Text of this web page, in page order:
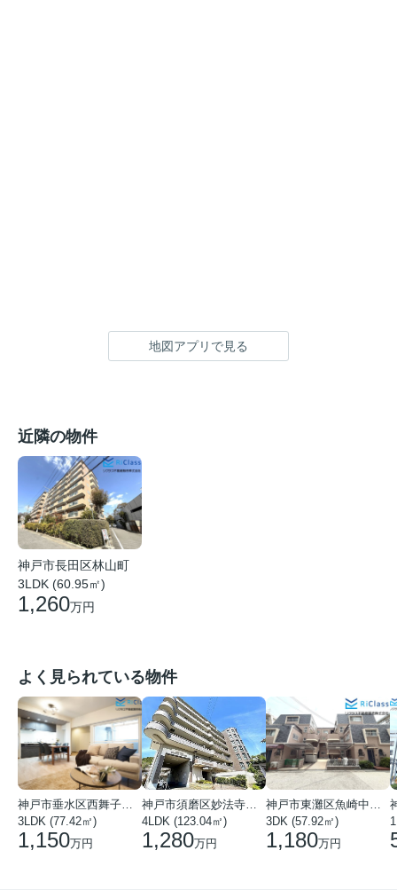
地図アプリで見る
近隣の物件
神戸市長田区林山町
3LDK (60.95㎡)
1,260万円
よく見られている物件
3LDK (77.42㎡)
1,150万円
4LDK (123.04㎡)
1,280万円
3DK (57.92㎡)
1,180万円